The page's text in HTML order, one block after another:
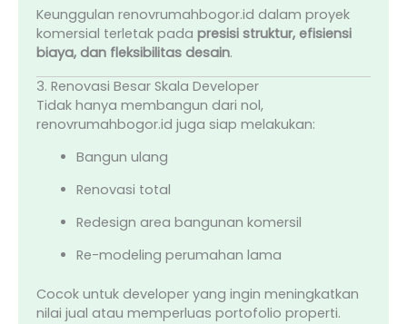
Keunggulan renovrumahbogor.id dalam proyek
komersial terletak pada presisi struktur, efisiensi
biaya, dan fleksibilitas desain.
3. Renovasi Besar Skala Developer
Tidak hanya membangun dari nol,
renovrumahbogor.id juga siap melakukan:
Bangun ulang
Renovasi total
Redesign area bangunan komersil
Re-modeling perumahan lama
Cocok untuk developer yang ingin meningkatkan
nilai jual atau memperluas portofolio properti.